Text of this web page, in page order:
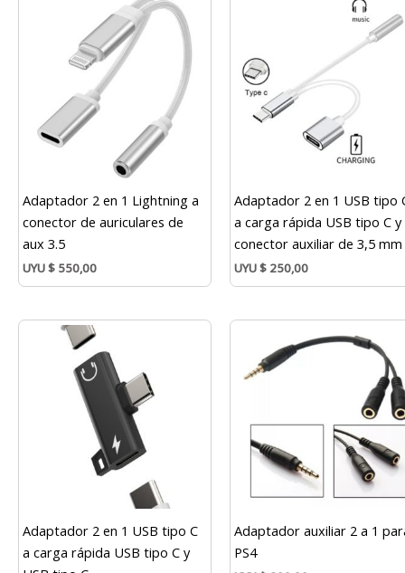
Adaptador 2 en 1 Lightning a
conector de auriculares de
aux 3.5
UYU$ 550,00
Adaptador 2 en 1 USB tipo
a carga rápida USB tipo C y
conector auxiliar de 3,5 mm
UYU$ 250,00
Adaptador 2 en 1 USB tipo C
a carga rápida USB tipo C y
Adaptador auxiliar 2 a 1
PS4